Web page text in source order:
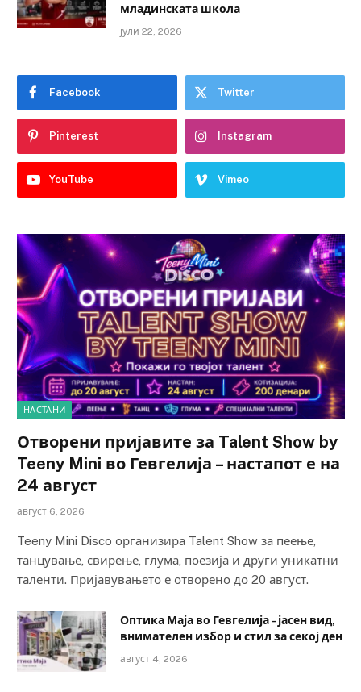
младинската школа
јули 22, 2026
Facebook Twitter
Pinterest Instagram
YouTube Vimeo
НАСТАНИ
Отворени пријавите за Talent Show by
Teeny Mini во Гевгелија – настапот е на
24 август
август 6, 2026
Teeny Mini Disco организира Talent Show за пеење,
танцување, свирење, глума, поезија и други уникатни
таленти. Пријавувањето е отворено до 20 август.
Оптика Маја во Гевгелија – јасен вид,
внимателен избор и стил за секој ден
август 4, 2026